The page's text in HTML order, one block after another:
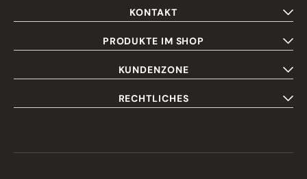
KONTAKT
PRODUKTE IM SHOP
KUNDENZONE
RECHTLICHES